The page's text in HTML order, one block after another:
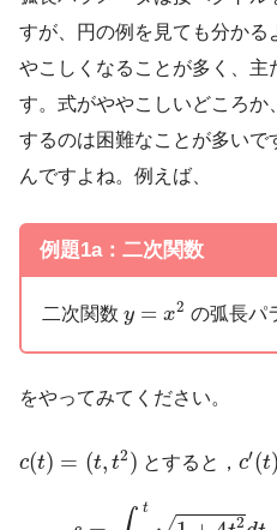
すが、円の例を見ても分か
やこしくなることが多く、主
す。式がややこしいどころか
するのは困難なことが多い
んですよね。例えば、
例題1a：二次関数
二次関数y = x2 の弧長パ
をやってみてください。
c(t) = (t, t2)
(t) t2
とすると， c′(t)
c′(t)=
t
2
1+4